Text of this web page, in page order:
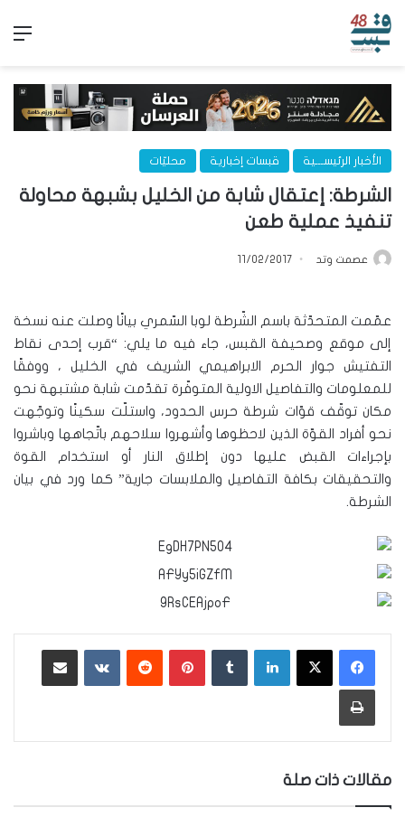
الأخبار الرئيســـية قبسات إخبارية محليّات
الشرطة: إعتقال شابة من الخليل بشبهة محاولة
تنفيذ عملية طعن
عصمت وتد 11/02/2017
عمّمت المتحدّثة باسم الشّرطة لوبا السّمري بيانًا وصلت عنه نسخة
إلى موقع وصحيفة القبس، جاء فيه ما يلي: “قرب إحدى نقاط
التفتيش جوار الحرم الابراهيمي الشريف في الخليل ، ووفقًا
للمعلومات والتفاصيل الاولية المتوفّرة تقدّمت شابة مشتبهة نحو
مكان توقّف قوّات شرطة حرس الحدود، واستلّت سكينًا وتوجّهت
نحو أفراد القوّة الذين لاحظوها وأشهروا سلاحهم باتّجاهها وباشروا
بإجراءات القبض عليها دون إطلاق النار أو استخدام القوة
والتحقيقات بكافة التفاصيل والملابسات جارية” كما ورد في بيان
الشرطة.
لينكدإن بينتيريست ‏VKontakte
طباعة
مقالات ذات صلة